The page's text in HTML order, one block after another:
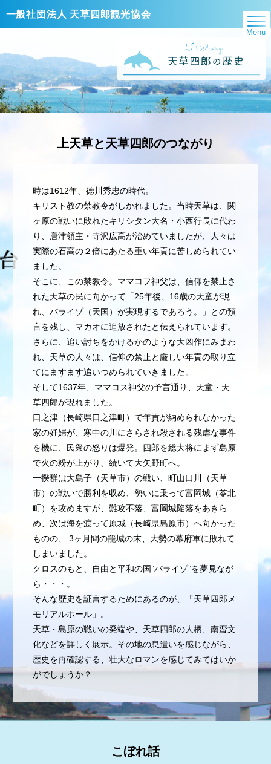
Menu
一般社団法人 天草四郎観光協会
上天草と天草四郎のつながり
時は1612年、徳川秀忠の時代。
キリスト教の禁教令がしかれました。当時天草は、関
ヶ原の戦いに敗れたキリシタン大名・小西行長に代わ
り、唐津領主・寺沢広高が治めていましたが、人々は
実際の石高の２倍にあたる重い年貢に苦しめられてい
ました。
そこに、この禁教令。ママコフ神父は、信仰を禁止さ
れた天草の民に向かって「25年後、16歳の天童が現
れ、パライゾ（天国）が実現するであろう。」との預
言を残し、マカオに追放されたと伝えられています。
さらに、追い討ちをかけるかのような大凶作にみまわ
れ、天草の人々は、信仰の禁止と厳しい年貢の取り立
てにますます追いつめられていきました。
そして1637年、ママコス神父の予言通り、天童・天
草四郎が現れました。
口之津（長崎県口之津町）で年貢が納められなかった
家の妊婦が、寒中の川にさらされ殺される残虐な事件
を機に、民衆の怒りは爆発。四郎を総大将にまず島原
で火の粉が上がり、続いて大矢野町へ。
一揆群は大島子（天草市）の戦い、町山口川（天草
市）の戦いで勝利を収め、勢いに乗って富岡城（苓北
町）を攻めますが、難攻不落、富岡城陥落をあきら
め、次は海を渡って原城（長崎県島原市）へ向かった
ものの、 3ヶ月間の籠城の末、大勢の幕府軍に敗れて
しまいました。
クロスのもと、自由と平和の国”パライゾ”を夢見なが
ら・・・。
そんな歴史を証言するためにあるのが、「天草四郎メ
モリアルホール」。
天草・島原の戦いの発端や、天草四郎の人柄、南蛮文
化などを詳しく展示。その地の息遣いを感じながら、
歴史を再確認する、壮大なロマンを感じてみてはいか
がでしょうか？
こぼれ話